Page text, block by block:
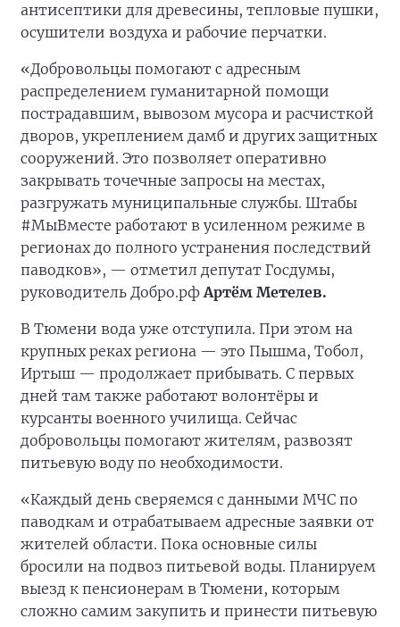
антисептики для древесины, тепловые пушки,
осушители воздуха и рабочие перчатки.
«Добровольцы помогают с адресным
распределением гуманитарной помощи
пострадавшим, вывозом мусора и расчисткой
дворов, укреплением дамб и других защитных
сооружений. Это позволяет оперативно
закрывать точечные запросы на местах,
разгружать муниципальные службы. Штабы
#МыВместе работают в усиленном режиме в
регионах до полного устранения последствий
паводков», — отметил депутат Госдумы,
руководитель Добро.рфАртём Метелев.
В Тюмени вода уже отступила. При этом на
крупных реках региона — это Пышма, Тобол,
Иртыш — продолжает прибывать. С первых
дней там также работают волонтёры и
курсанты военного училища. Сейчас
добровольцы помогают жителям, развозят
питьевую воду по необходимости.
«Каждый день сверяемся с данными МЧС по
паводкам и отрабатываем адресные заявки от
жителей области. Пока основные силы
бросили на подвоз питьевой воды. Планируем
выезд к пенсионерам в Тюмени, которым
сложно самим закупить и принести питьевую